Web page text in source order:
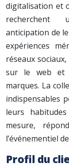
digitalisation et
recherchent
anticipation de
expériences
réseaux
sur le web et
marques. La
indispensables
leurs
mesure,
l’événementiel
Profil du